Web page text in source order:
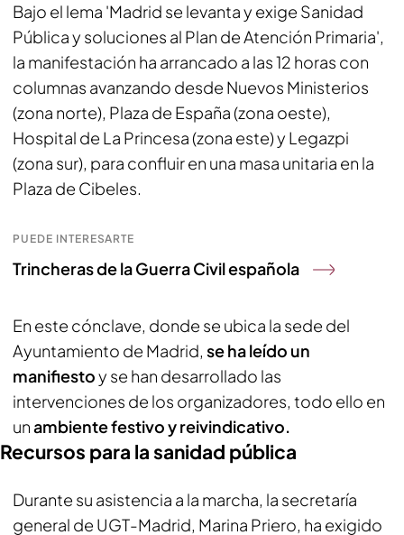
Bajo el lema 'Madrid se levanta y exige Sanidad
Pública y soluciones al Plan de Atención Primaria',
la manifestación ha arrancado a las 12 horas con
columnas avanzando desde Nuevos Ministerios
(zona norte), Plaza de España (zona oeste),
Hospital de La Princesa (zona este) y Legazpi
(zona sur), para confluir en una masa unitaria en la
Plaza de Cibeles.
PUEDE INTERESARTE
Trincheras de la Guerra Civil española
En este cónclave, donde se ubica la sede del
Ayuntamiento de Madrid, se ha leído un
manifiestoy se han desarrollado las
intervenciones de los organizadores, todo ello en
unambiente festivo y reivindicativo.
Recursos para la sanidad pública
Durante su asistencia a la marcha, la secretaría
general de UGT-Madrid, Marina Priero, ha exigido